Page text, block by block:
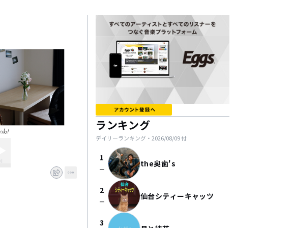
ランキング
デイリーランキング・ 2026/08/09付
1
check_indeterminate_small the奥歯's
2
check_indeterminate_small 仙台シティーキャッツ
3